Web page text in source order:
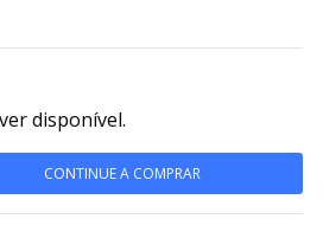
disponível.
CONTINUE A COMPRAR